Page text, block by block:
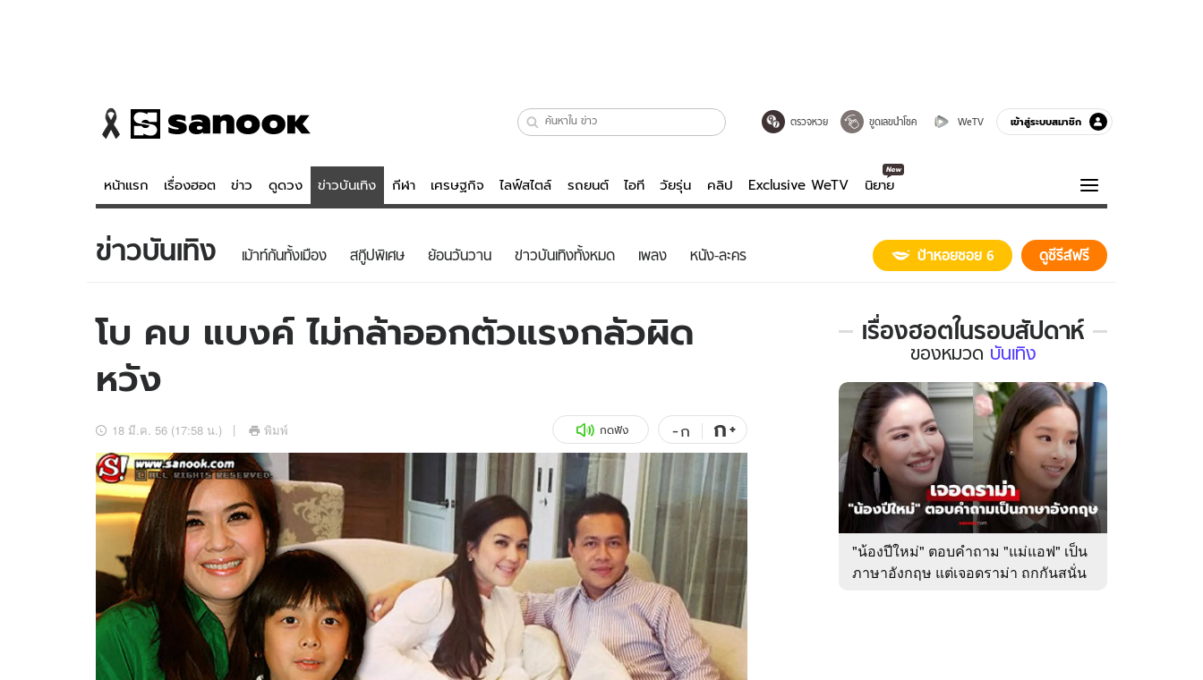
ตรวจหวย ขูดเลขนำโชค WeTV เข้าสู่ระบบสมาชิก
หน้าแรก เรื่องฮอต ข่าว ดูดวง ข่าวบันเทิง กีฬา เศรษฐกิจ ไลฟ์สไตล์ รถยนต์ ไอที วัยรุ่น คลิป Exclusive WeTV นิยาย
ข่าว
ข่าวบันเทิง
ข่าวกีฬา
ข่าวเศรษฐกิจ
อัปเดตจีน
เช็กข่าวชัวร์
ดูดวง - ตรวจหวย
สถิติหวยไทย
ไลฟ์สไตล์
วัยรุ่น
สุขภาพ
เที่ยว-กิน
Tasteful Thailand
Sanook Choice
บันเทิงครบรส
ดูทีวี
WeTV
Exclusive WeTV
นิยาย
ความรู้รอบตัว
ฮาวทู
ดาวน์โหลดสนุกแอปฟรี ติดตามสนุกโซเชียลได้ที่
สงวนลิขสิทธิ์ © บริษัท อิมเมจ ฟิวเจอร์ (ประเทศไทย) จำกัด
ข่าวบันเทิง เม้าท์กันทั้งเมือง สกู๊ปพิเศษ ย้อนวันวาน ข่าวบันเทิงทั้งหมด เพลง หนัง-ละคร ป้าหอยซอย 6 ดูซีรีส์ฟรี
โบ คบ แบงค์ ไม่กล้าออกตัวแรงกลัวผิด
หวัง
18 มี.ค. 56 (17:58 น.) พิมพ์ กดฟัง -ก ก+
เรื่องฮอตในรอบสัปดาห์
เรื่อง
ใน
รอบ
สัปดาห์
ของ
หมวด
บันเทิง
ของหมวด บันเทิง
"น้องปีใหม่" ตอบคำถาม "แม่แอฟ" เป็น
ภาษาอังกฤษ แต่เจอดราม่า ถกกันสนั่น